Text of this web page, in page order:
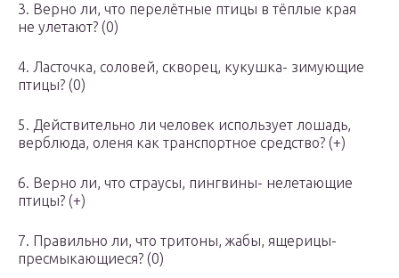
3. Верно ли, что перелётные птицы в тёплые края
не улетают? (0)
4. Ласточка, соловей, скворец, кукушка- зимующие
птицы? (0)
5. Действительно ли человек использует лошадь,
верблюда, оленя как транспортное средство? (+)
6. Верно ли, что страусы, пингвины- нелетающие
птицы? (+)
7. Правильно ли, что тритоны, жабы, ящерицы-
пресмыкающиеся? (0)